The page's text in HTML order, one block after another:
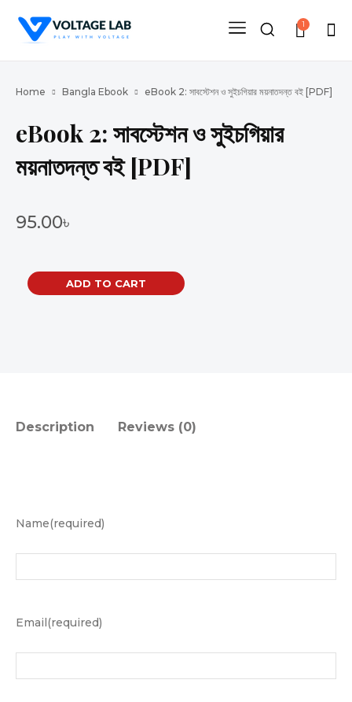
1
Home Bangla Ebook eBook 2: সাবস্টেশন ও সুইচগিয়ার ময়নাতদন্ত বই [PDF]
eBook 2: সাবস্টেশন ও সুইচগিয়ার
ময়নাতদন্ত বই [PDF]
95.00৳
eBook
ADD TO CART
Description Reviews (0)
Name(required)
Email(required)